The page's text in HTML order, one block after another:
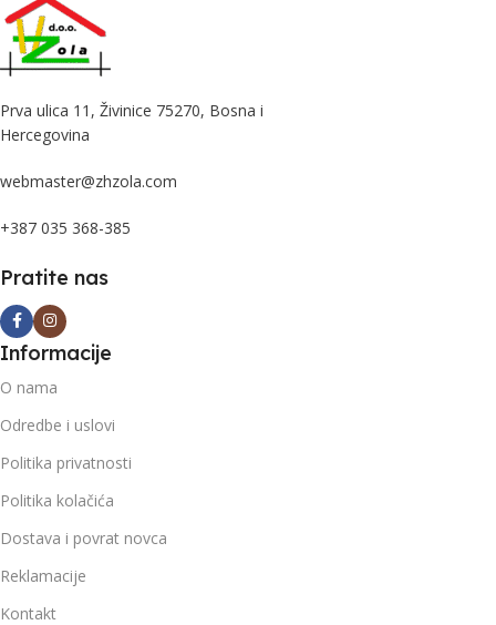
Prva ulica 11, Živinice 75270, Bosna i
Hercegovina
webmaster@zhzola.com
+387 035 368-385
Pratite nas
Informacije
O nama
Odredbe i uslovi
Politika privatnosti
Politika kolačića
Dostava i povrat novca
Reklamacije
Kontakt